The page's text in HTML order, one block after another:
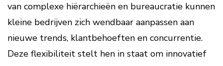
van complexe hiërarchieën en bureaucratie kunnen
kleine bedrijven zich wendbaar aanpassen aan
nieuwe trends, klantbehoeften en concurrentie.
Deze flexibiliteit stelt hen in staat om innovatief